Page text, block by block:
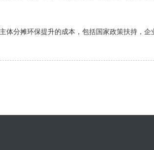
分摊环保提升的成本，包括国家政策扶持，企